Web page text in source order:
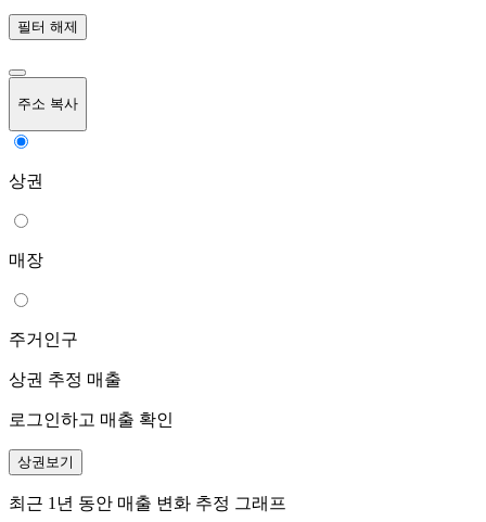
필터 해제
주소 복사
상권
매장
주거인구
상권 추정 매출
로그인하고 매출 확인
상권보기
최근 1년 동안 매출 변화 추정 그래프